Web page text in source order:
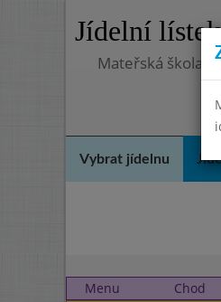
Jídelní lístek
Mateřská škola,
Vybrat jídelnu
Menu
Chod